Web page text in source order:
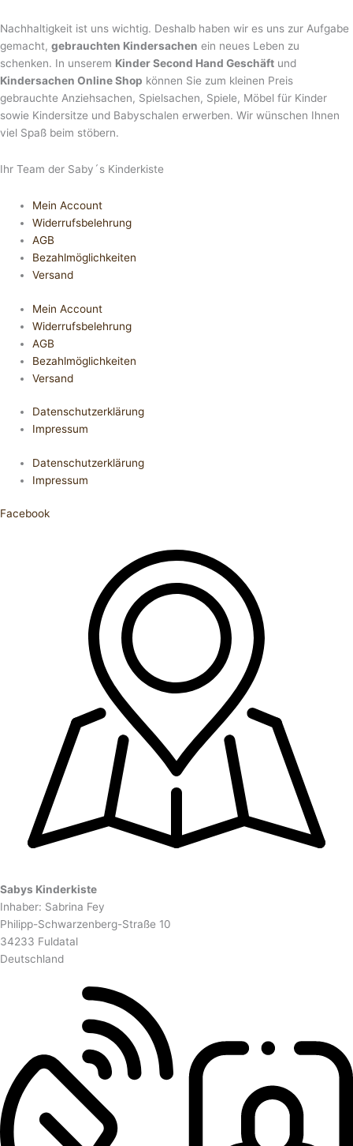
Nachhaltigkeit ist uns wichtig. Deshalb haben wir es uns zur Aufgabe
gemacht, gebrauchten Kindersachen ein neues Leben zu
schenken. In unserem Kinder Second Hand Geschäft und
Kindersachen Online Shop können Sie zum kleinen Preis
gebrauchte Anziehsachen, Spiel­sachen, Spiele, Möbel für Kinder
sowie Kindersitze und Babyschalen erwerben. Wir wünschen Ihnen
viel Spaß beim stöbern.
Ihr Team der Saby´s Kinderkiste
Mein Account
Widerrufsbelehrung
AGB
Bezahlmöglichkeiten
Versand
Mein Account
Widerrufsbelehrung
AGB
Bezahlmöglichkeiten
Versand
Datenschutzerklärung
Impressum
Datenschutzerklärung
Impressum
Facebook
Sabys Kinderkiste
Inhaber: Sabrina Fey
Philipp-Schwarzenberg-Straße 10
34233 Fuldatal
Deutschland